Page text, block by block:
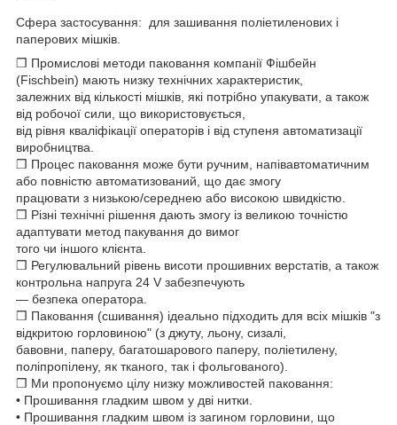
Сфера застосування: для зашивання поліетиленових і
паперових мішків.
❒ Промислові методи паковання компанії Фішбейн
(Fischbein) мають низку технічних характеристик,
залежних від кількості мішків, які потрібно упакувати, а також
від робочої сили, що використовується,
від рівня кваліфікації операторів і від ступеня автоматизації
виробництва.
❒ Процес паковання може бути ручним, напівавтоматичним
або повністю автоматизований, що дає змогу
працювати з низькою/середнею або високою швидкістю.
❒ Різні технічні рішення дають змогу із великою точністю
адаптувати метод пакування до вимог
того чи іншого клієнта.
❒ Регулювальний рівень висоти прошивних верстатів, а також
контрольна напруга 24 V забезпечують
— безпека оператора.
❒ Паковання (cшивання) ідеально підходить для всіх мішків "з
відкритою горловиною" (з джуту, льону, сизалі,
бавовни, паперу, багатошарового паперу, поліетилену,
поліпропілену, як тканого, так і фольгованого).
❒ Ми пропонуємо цілу низку можливостей паковання:
• Прошивання гладким швом у дві нитки.
• Прошивання гладким швом із загином горловини, що